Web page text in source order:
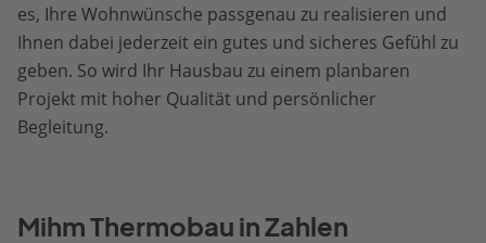
es, Ihre Wohnwünsche passgenau zu realisieren und
Ihnen dabei jederzeit ein gutes und sicheres Gefühl zu
geben. So wird Ihr Hausbau zu einem planbaren
Projekt mit hoher Qualität und persönlicher
Begleitung.
Mihm Thermobau in Zahlen